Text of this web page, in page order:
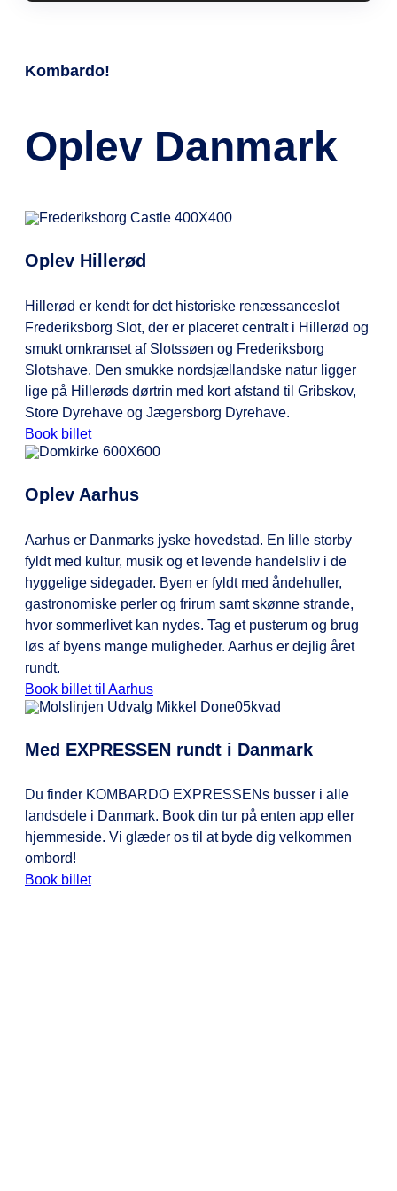
hattehylderne i bussen er smalle,
bagage på KOMBARDO
medpassagerer, inden du laver
Kombardo!
Oplev Danmark
Oplev Hillerød
Hillerød er kendt for det historiske renæssanceslot
Frederiksborg Slot, der er placeret centralt i Hillerød og
smukt omkranset af Slotssøen og Frederiksborg
Slotshave. Den smukke nordsjællandske natur ligger
lige på Hillerøds dørtrin med kort afstand til Gribskov,
Store Dyrehave og Jægersborg Dyrehave.
Book billet
Oplev Aarhus
Aarhus er Danmarks jyske hovedstad. En lille storby
fyldt med kultur, musik og et levende handelsliv i de
hyggelige sidegader. Byen er fyldt med åndehuller,
gastronomiske perler og frirum samt skønne strande,
hvor sommerlivet kan nydes. Tag et pusterum og brug
løs af byens mange muligheder. Aarhus er dejlig året
rundt.
Book billet til Aarhus
Med EXPRESSEN rundt i Danmark
Du finder KOMBARDO EXPRESSENs busser i alle
landsdele i Danmark. Book din tur på enten app eller
hjemmeside. Vi glæder os til at byde dig velkommen
ombord!
Book billet